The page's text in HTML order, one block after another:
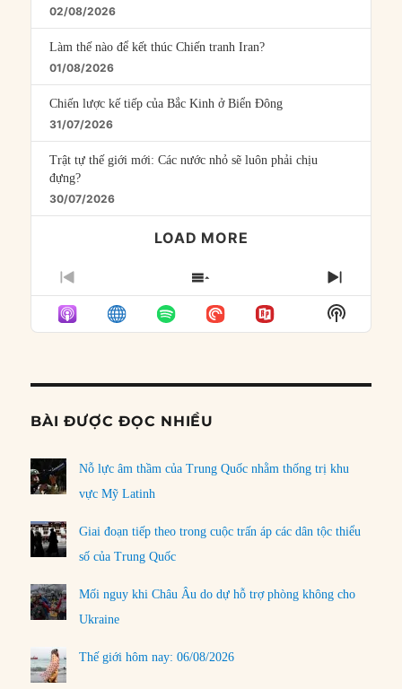
02/08/2026
Làm thế nào để kết thúc Chiến tranh Iran?
01/08/2026
Chiến lược kế tiếp của Bắc Kinh ở Biển Đông
31/07/2026
Trật tự thế giới mới: Các nước nhỏ sẽ luôn phải chịu
đựng?
30/07/2026
LOAD MORE
PREVIOUS
EPISODE
SHOW
EPISODES
LIST
NEXT
Show
Podcast
BÀI ĐƯỢC ĐỌC NHIỀU
Nỗ lực âm thầm của Trung Quốc nhằm thống trị khu
vực Mỹ Latinh
Giai đoạn tiếp theo trong cuộc trấn áp các dân tộc thiểu
số của Trung Quốc
Mối nguy khi Châu Âu do dự hỗ trợ phòng không cho
Ukraine
Thế giới hôm nay: 06/08/2026